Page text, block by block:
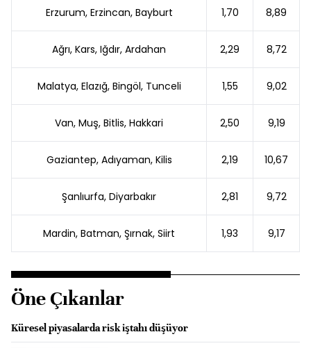
Erzurum, Erzincan, Bayburt 1,70 8,89
Ağrı, Kars, Iğdır, Ardahan 2,29 8,72
Malatya, Elazığ, Bingöl, Tunceli 1,55 9,02
Van, Muş, Bitlis, Hakkari 2,50 9,19
Gaziantep, Adıyaman, Kilis 2,19 10,67
Şanlıurfa, Diyarbakır 2,81 9,72
Mardin, Batman, Şırnak, Siirt 1,93 9,17
Öne Çıkanlar
Küresel piyasalarda risk iştahı düşüyor